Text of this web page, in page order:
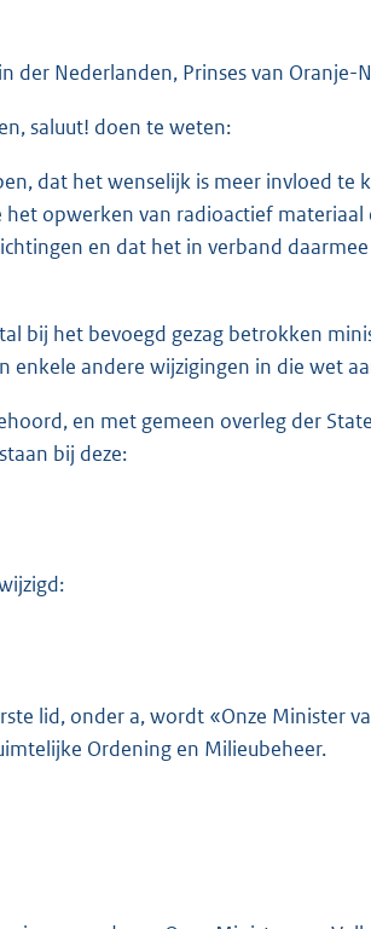
t
e
6
der Nederlanden, Prinses van Oranje-
saluut! doen te weten:
dat het wenselijk is meer invloed te
opwerken van radioactief
en dat het in verband
bij het bevoegd gezag betrokken
enkele andere wijzigingen in die wet
en met gemeen overleg der
bij deze:
lid, onder a, wordt «Onze Minister
Ordening en Milieubeheer.